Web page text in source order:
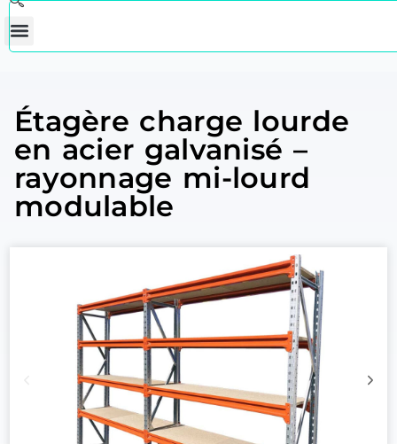
Étagère charge lourde
en acier galvanisé –
rayonnage mi-lourd
modulable